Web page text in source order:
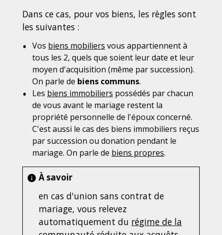
Dans ce cas, pour vos biens, les règles sont
les suivantes :
Vos biens mobiliers vous appartiennent à
tous les 2, quels que soient leur date et leur
moyen d'acquisition (même par succession).
On parle de biens communs.
Les biens immobiliers possédés par chacun
de vous avant le mariage restent la
propriété personnelle de l'époux concerné.
C'est aussi le cas des biens immobiliers reçus
par succession ou donation pendant le
mariage. On parle de biens propres.
info À savoir
en cas d'union sans contrat de
mariage, vous relevez
automatiquement du régime de la